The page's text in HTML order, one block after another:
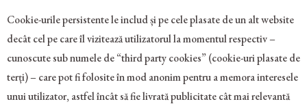
Cookie-urile persistente le includ și pe cele plasate de un alt website
decât cel pe care îl vizitează utilizatorul la momentul respectiv –
cunoscute sub numele de “third party cookies” (cookie-uri plasate de
terți) – care pot fi folosite în mod anonim pentru a memora interesele
unui utilizator, astfel încât să fie livrată publicitate cât mai relevantă